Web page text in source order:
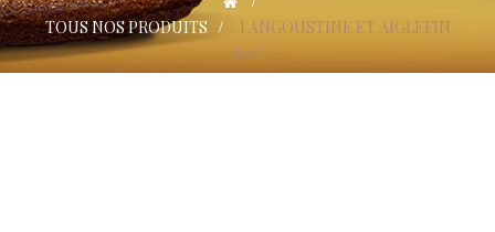
TOUS NOS PRODUITS >
LANGOUSTINE ET AIGLEFIN
80G